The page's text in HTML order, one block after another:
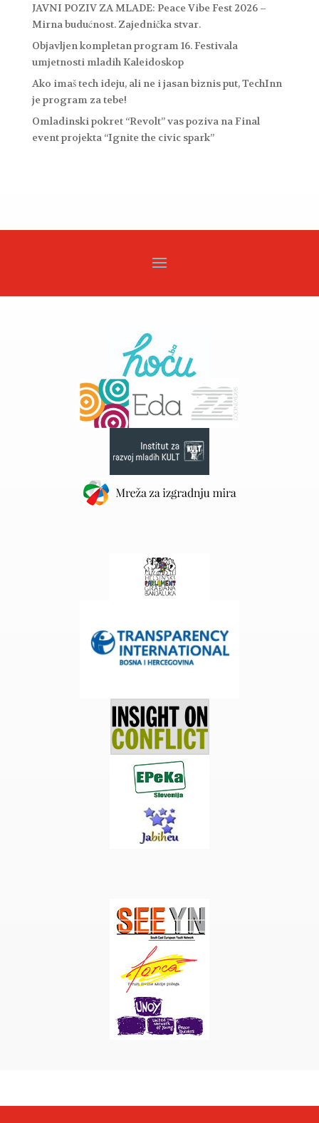
JAVNI POZIV ZA MLADE: Peace Vibe Fest 2026 –
Mirna budućnost. Zajednička stvar.
Objavljen kompletan program 16. Festivala
umjetnosti mladih Kaleidoskop
Ako imaš tech ideju, ali ne i jasan biznis put, TechInn
je program za tebe!
Omladinski pokret “Revolt” vas poziva na Final
event projekta “Ignite the civic spark”